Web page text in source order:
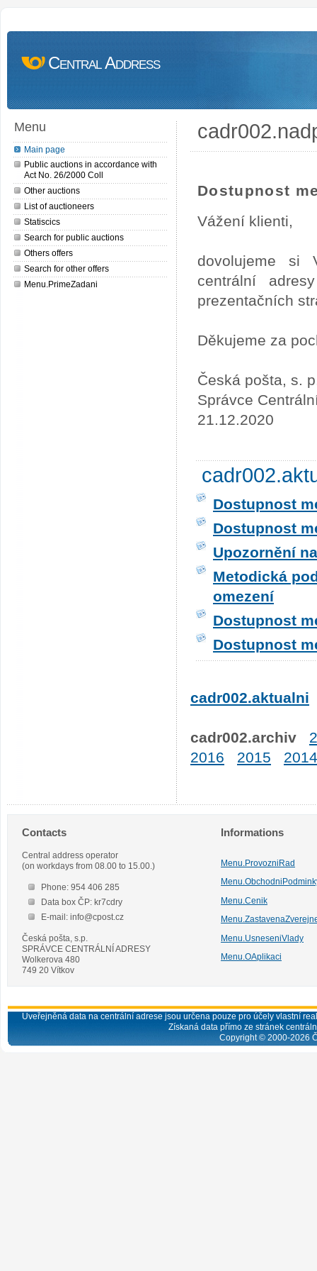
Central Address
Menu
Main page
Public auctions in accordance with
Act No. 26/2000 Coll
Other auctions
List of auctioneers
Statiscics
Search for public auctions
Others offers
Search for other offers
Menu.PrimeZadani
Dostupnost
Vážení klienti,
dovolujeme si
centrální
prezentačních
Děkujeme za
Česká pošta, s.
Správce
21.12.2020
Dostupnost
Dostupnost
Upozornění
Metodická
omezení
Dostupnost
Dostupnost
cadr002.aktualni
cadr002.archiv
2016
2015 2014
Contacts
Central address operator
(on workdays from 08.00 to 15.00.)
Phone: 954 406 285
Data box ČP: kr7cdry
E-mail: info@cpost.cz
Česká pošta, s.p.
SPRÁVCE CENTRÁLNÍ ADRESY
Wolkerova 480
749 20 Vítkov
Informations
Menu.ProvozniRad
Menu.Cenik
Menu.UsneseniVlady
Menu.OAplikaci
Uveřejněná data na centrální adrese jsou určena pouze pro účely vlastní
Získaná data přímo ze stránek
Copyright © 2000-2026